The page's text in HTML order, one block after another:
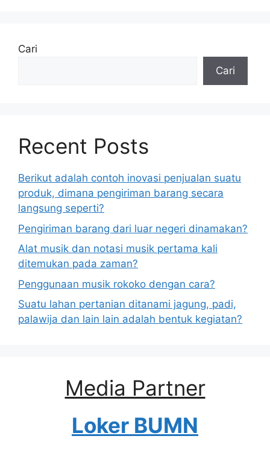
Cari
Cari
Recent Posts
Berikut adalah contoh inovasi penjualan suatu
produk, dimana pengiriman barang secara
langsung seperti?
Pengiriman barang dari luar negeri dinamakan?
Alat musik dan notasi musik pertama kali
ditemukan pada zaman?
Penggunaan musik rokoko dengan cara?
Suatu lahan pertanian ditanami jagung, padi,
palawija dan lain lain adalah bentuk kegiatan?
Media Partner
Loker BUMN